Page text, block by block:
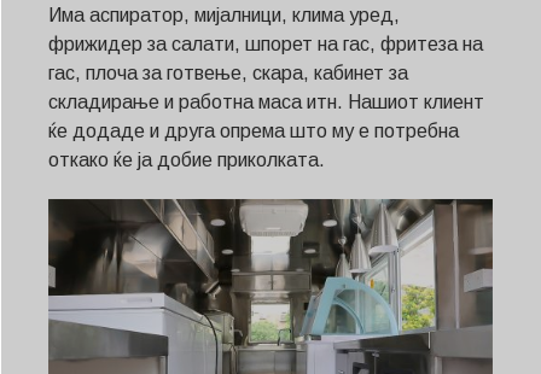
Има аспиратор, мијалници, клима уред,
фрижидер за салати, шпорет на гас, фритеза на
гас, плоча за готвење, скара, кабинет за
складирање и работна маса итн. Нашиот клиент
ќе додаде и друга опрема што му е потребна
откако ќе ја добие приколката.